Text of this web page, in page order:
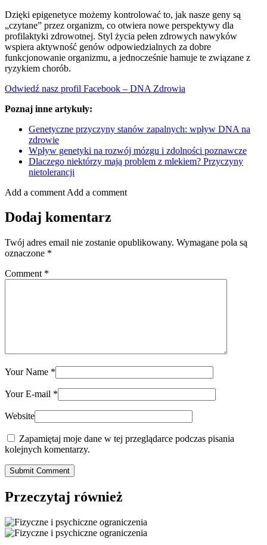
Dzięki epigenetyce możemy kontrolować to, jak nasze geny są
„czytane” przez organizm, co otwiera nowe perspektywy dla
profilaktyki zdrowotnej. Styl życia pełen zdrowych nawyków
wspiera aktywność genów odpowiedzialnych za dobre
funkcjonowanie organizmu, a jednocześnie hamuje te związane z
ryzykiem chorób.
Odwiedź nasz profil Facebook – DNA Zdrowia
Poznaj inne artykuły:
Genetyczne przyczyny stanów zapalnych: wpływ DNA na
zdrowie
Wpływ genetyki na rozwój mózgu i zdolności poznawcze
Dlaczego niektórzy mają problem z mlekiem? Przyczyny
nietolerancji
Add a comment Add a comment
Dodaj komentarz
Twój adres email nie zostanie opublikowany. Wymagane pola są
oznaczone *
Comment *
Your Name *
Your E-mail *
Website
Zapamiętaj moje dane w tej przeglądarce podczas pisania
kolejnych komentarzy.
Submit Comment
Przeczytaj również